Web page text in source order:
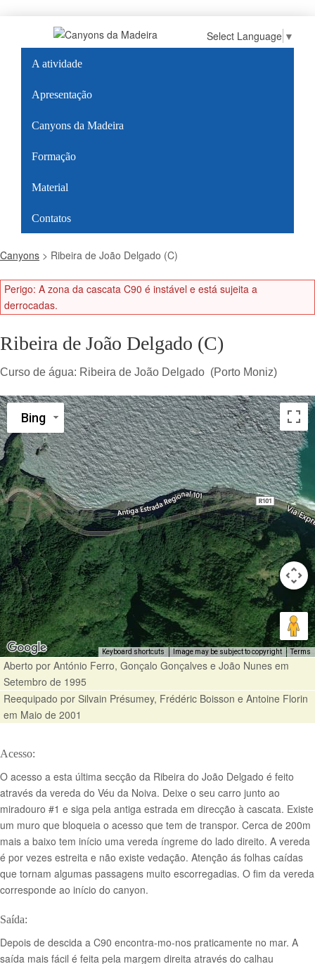
Select Language ▼
A atividade
Apresentação
Canyons da Madeira
Formação
Material
Contatos
Canyons > Ribeira de João Delgado (C)
Perigo: A zona da cascata C90 é instável e está sujeita a
derrocadas.
Ribeira de João Delgado (C)
Curso de água: Ribeira de João Delgado (Porto Moniz)
Bing
Keyboard shortcuts Image may be subject to copyright Terms
Aberto por António Ferro, Gonçalo Gonçalves e João Nunes em
Setembro de 1995
Reequipado por Silvain Présumey, Frédéric Boisson e Antoine Florin
em Maio de 2001
Acesso:
O acesso a esta última secção da Ribeira do João Delgado é feito
através da vereda do Véu da Noiva. Deixe o seu carro junto ao
miradouro #1 e siga pela antiga estrada em direcção à cascata. Existe
um muro que bloqueia o acesso que tem de transpor. Cerca de 200m
mais a baixo tem início uma vereda íngreme do lado direito. A vereda
é por vezes estreita e não existe vedação. Atenção ás folhas caídas
que tornam algumas passagens muito escorregadias. O fim da vereda
corresponde ao início do canyon.
Saída:
Depois de descida a C90 encontra-mo-nos praticamente no mar. A
saída mais fácil é feita pela margem direita através do calhau